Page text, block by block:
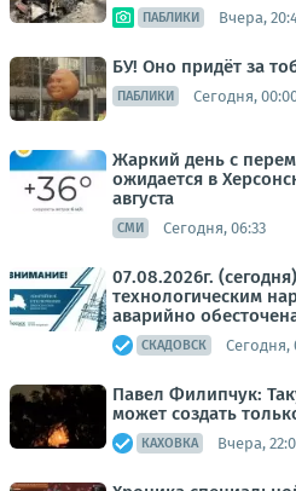
ПАБЛИКИ Вчера,
БУ! Оно придёт за
ПАБЛИКИ Сегодня,
Жаркий день с
ожидается в
августа
СМИ Сегодня, 06:33
07.08.2026г.
технологическим
аварийно
СКАДОВСК Сегодня,
Павел Филипчук:
может создать
КАХОВКА Вчера,